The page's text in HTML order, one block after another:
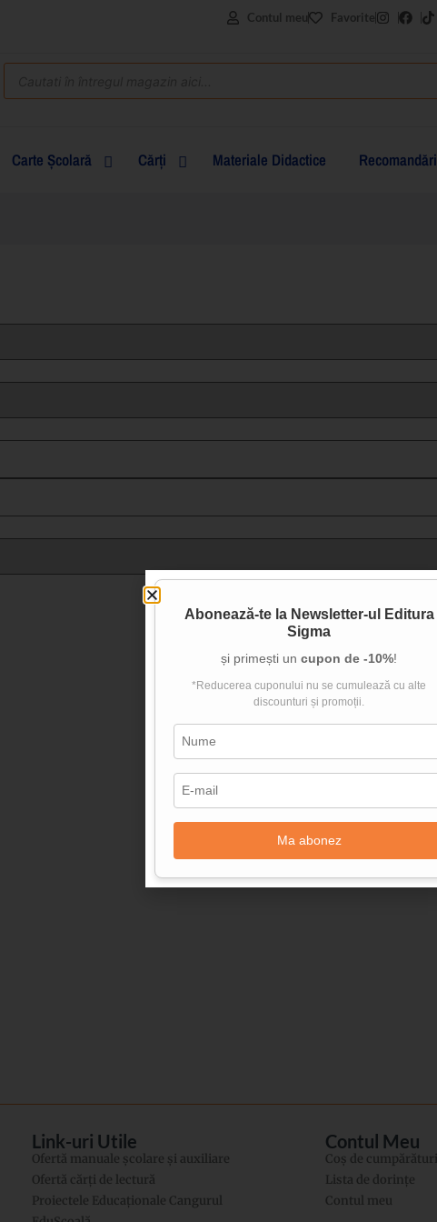
Contul meu Favorite
Carte Şcolară
clasa a V-a
clasa a VI-a
clasa a VIII-a
clasa a XI-a
Cărţi Materiale Didactice Recomandări
Link-uri Utile
Ofertă manuale şcolare şi auxiliare
Ofertă cărți de lectură
Proiectele Educaţionale Cangurul
Contul Meu
Coș de cumpărături
Lista de dorințe
Contul meu
Abonează-te la Newsletter-ul Editura
Sigma
și primești un cupon de -10%!
*Reducerea cuponului nu se cumulează cu alte
discounturi și promoții.
Ma abonez